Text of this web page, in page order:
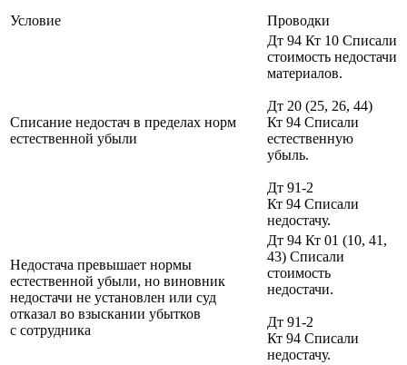
Условие Проводки
Списание недостач в пределах норм
естественной убыли
Дт 94 Кт 10 Списали
стоимость недостачи
материалов.
Дт 20 (25, 26, 44)
Кт 94 Списали
естественную
убыль.
Дт 91-2
Кт 94 Списали
недостачу.
Недостача превышает нормы
естественной убыли, но виновник
недостачи не установлен или суд
отказал во взыскании убытков
с сотрудника
Дт 94 Кт 01 (10, 41,
43) Списали
стоимость
недостачи.
Дт 91-2
Кт 94 Списали
недостачу.